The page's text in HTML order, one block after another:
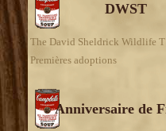
DWST
The David Sheldrick Wildlife T
Premières adoptions
Anniversaire de